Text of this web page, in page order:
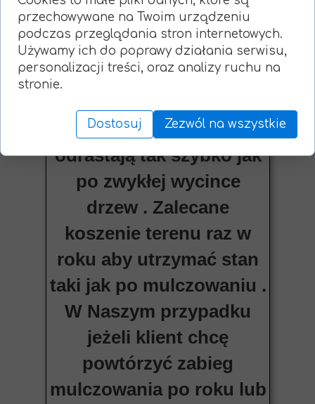
przypadku zakrzaczeń i
małych samosiewów nie
martwimy się o pieńki w
zmieszane z glebą i nie
odrastają tak szybko jak
po zwykłej wycince
drzew . Zalecane
koszenie terenu raz w
roku aby utrzymać stan
taki jak po mulczowaniu .
W Naszym przypadku
jeżeli klient chcę
powtórzyć zabieg
mulczowania po roku lub
przechowywane na Twoim urządzeniu
podczas przeglądania stron internetowych.
Używamy ich do poprawy działania serwisu,
personalizacji treści, oraz analizy ruchu na
stronie.
Dostosuj Zezwól na wszystkie